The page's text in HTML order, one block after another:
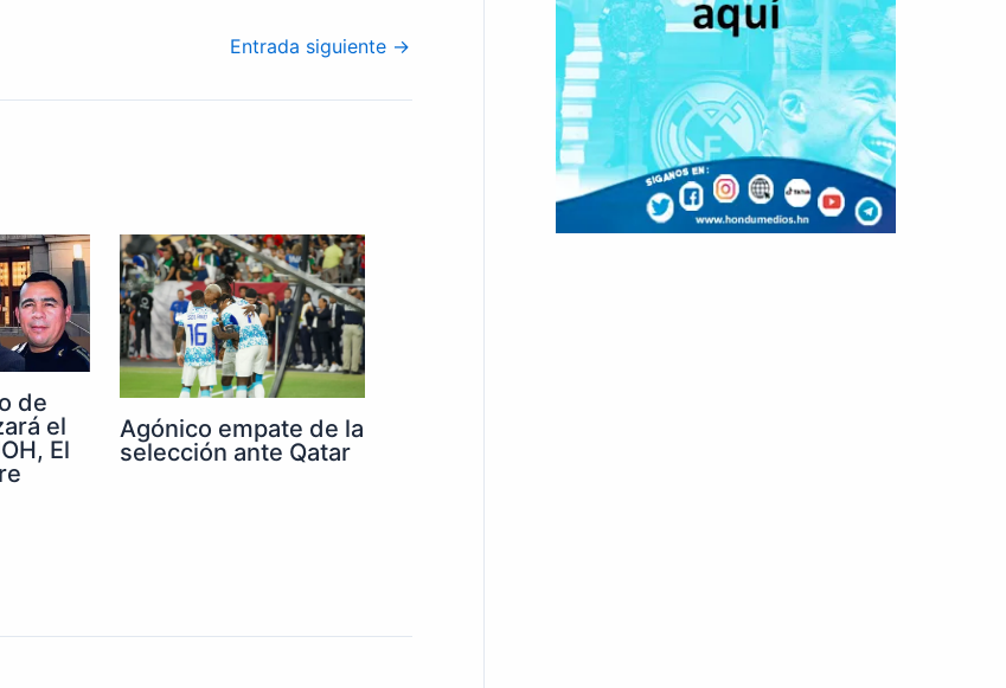
Entrada siguiente →
de
el
El
Agónico empate de la
selección ante Qatar